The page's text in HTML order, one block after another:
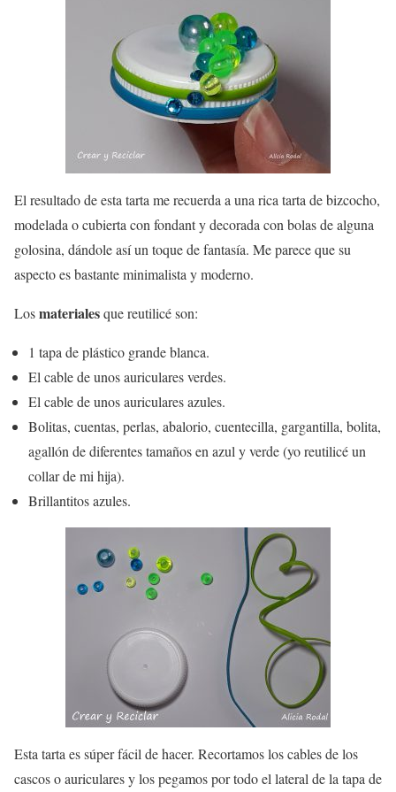
El resultado de esta tarta me recuerda a una rica tarta de bizcocho,
modelada o cubierta con fondant y decorada con bolas de alguna
golosina, dándole así un toque de fantasía. Me parece que su
aspecto es bastante minimalista y moderno.
Losmaterialesque reutilicé son:
1 tapa de plástico grande blanca.
El cable de unos auriculares verdes.
El cable de unos auriculares azules.
Bolitas, cuentas, perlas, abalorio, cuentecilla, gargantilla, bolita,
agallón de diferentes tamaños en azul y verde (yo reutilicé un
collar de mi hija).
Brillantitos azules.
Esta tarta es súper fácil de hacer. Recortamos los cables de los
cascos o auriculares y los pegamos por todo el lateral de la tapa de